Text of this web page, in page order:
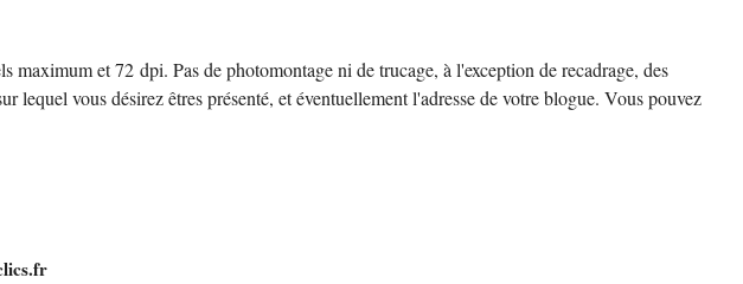
et 72 dpi. Pas de photomontage ni de trucage, à l'exception de recadrage, des
vous désirez êtres présenté, et éventuellement l'adresse de votre blogue. Vous pouvez